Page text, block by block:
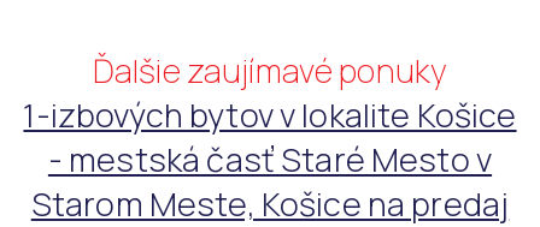
Ďalšie zaujímavé ponuky
1-izbových bytov v lokalite Košice
- mestská časť Staré Mesto v
Starom Meste, Košice na predaj